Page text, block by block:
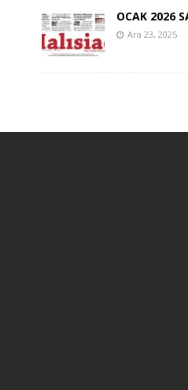
OCAK 2026
Ara 23, 2025